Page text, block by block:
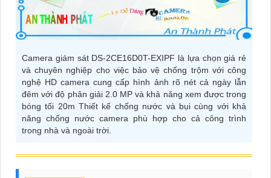
Camera giám sát DS-2CE16D0T-EXIPF là lựa chọn giá rẻ
và chuyên nghiệp cho việc bảo vệ chống trộm với công
nghệ HD camera cung cấp hình ảnh rõ nét cả ngày lẫn
đêm với độ phân giải 2.0 MP và khả năng xem được trong
bóng tối 20m Thiết kế chống nước và bụi cùng với khả
năng chống nước camera phù hợp cho cả công trình
trong nhà và ngoài trời.